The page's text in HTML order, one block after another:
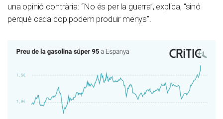
una opinió contrària: “No és per la guerra”, explica, “sinó
perquè cada cop podem produir menys”.